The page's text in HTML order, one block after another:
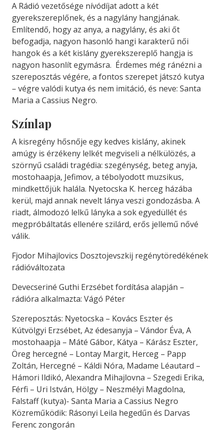
A Rádió vezetősége nívódíjat adott a két
gyerekszereplőnek, és a nagylány hangjának.
Említendő, hogy az anya, a nagylány, és aki őt
befogadja, nagyon hasonló hangi karakterű női
hangok és a két kislány gyerekszereplő hangja is
nagyon hasonlít egymásra. Érdemes még ránézni a
szereposztás végére, a fontos szerepet játszó kutya
– végre valódi kutya és nem imitáció, és neve: Santa
Maria a Cassius Negro.
Színlap
A kisregény hősnője egy kedves kislány, akinek
amúgy is érzékeny lelkét megviseli a nélkülözés, a
szörnyű családi tragédia: szegénység, beteg anyja,
mostohaapja, Jefimov, a tébolyodott muzsikus,
mindkettőjük halála. Nyetocska K. herceg házába
kerül, majd annak nevelt lánya veszi gondozásba. A
riadt, álmodozó lelkű lányka a sok egyedüllét és
megpróbáltatás ellenére szilárd, erős jellemű nővé
válik.
Fjodor Mihajlovics Dosztojevszkij regénytöredékének
rádióváltozata
Devecseriné Guthi Erzsébet fordítása alapján –
rádióra alkalmazta: Vágó Péter
Szereposztás: Nyetocska – Kovács Eszter és
Kútvölgyi Erzsébet, Az édesanyja – Vándor Éva, A
mostohaapja – Máté Gábor, Kátya – Kárász Eszter,
Öreg hercegné – Lontay Margit, Herceg – Papp
Zoltán, Hercegné – Káldi Nóra, Madame Léautard –
Hámori Ildikó, Alexandra Mihajlovna – Szegedi Erika,
Férfi – Uri István, Hölgy – Neszmélyi Magdolna,
Falstaff (kutya)- Santa Maria a Cassius Negro
Közreműködik: Rásonyi Leila hegedűn és Darvas
Ferenc zongorán